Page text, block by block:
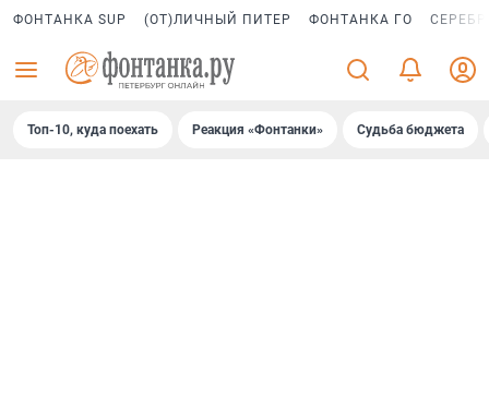
ФОНТАНКА SUP (ОТ)ЛИЧНЫЙ ПИТЕР ФОНТАНКА ГО
Топ-10, куда поехать Реакция «Фонтанки» Судьба бюджета